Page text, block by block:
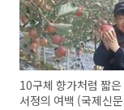
10구체 향가처럼 짧
서정의 여백 (국제신